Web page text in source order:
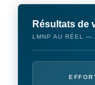
Résultats de
LMNP AU RÉEL —